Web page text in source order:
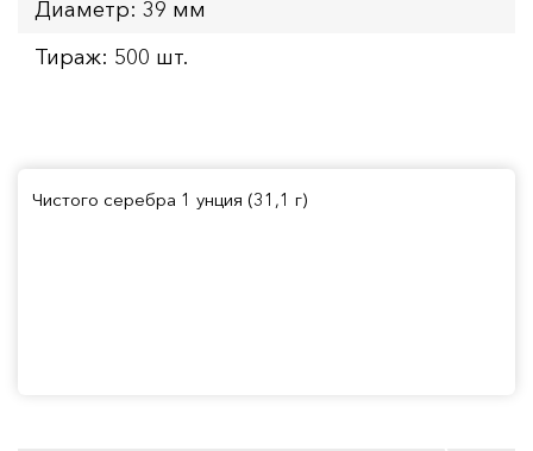
Диаметр: 39 мм
Тираж: 500 шт.
Чистого серебра 1 унция (31,1 г)